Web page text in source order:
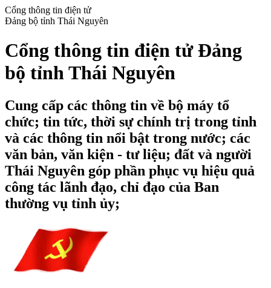
Cổng thông tin điện tử
Đảng bộ tỉnh Thái Nguyên
Cổng thông tin điện tử Đảng
bộ tỉnh Thái Nguyên
Cung cấp các thông tin về bộ máy tổ
chức; tin tức, thời sự chính trị trong tỉnh
và các thông tin nổi bật trong nước; các
văn bản, văn kiện - tư liệu; đất và người
Thái Nguyên góp phần phục vụ hiệu quả
công tác lãnh đạo, chỉ đạo của Ban
thường vụ tỉnh ủy;